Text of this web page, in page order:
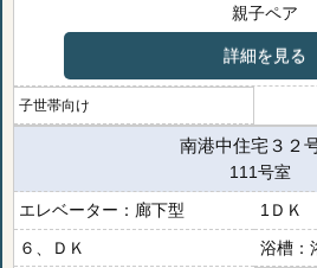
親子ペア
詳細を見る
子世帯向け
南港中住宅３２
111号室
廊下型
1ＤＫ
６、ＤＫ